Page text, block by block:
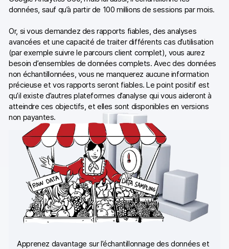
données, sauf qu’à partir de 100 millions de sessions par mois.
Or, si vous demandez des rapports fiables, des analyses
avancées et une capacité de traiter différents cas d’utilisation
(par exemple suivre le parcours client complet), vous aurez
besoin d’ensembles de données complets. Avec des données
non échantillonnées, vous ne manquerez aucune information
précieuse et vos rapports seront fiables. Le point positif est
qu’il existe d’autres plateformes d’analyse qui vous aideront à
atteindre ces objectifs, et elles sont disponibles en versions
non payantes.
Apprenez davantage sur l’échantillonnage des données et